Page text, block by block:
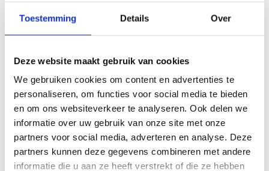
Toestemming Details Over
Deze website maakt gebruik van cookies
We gebruiken cookies om content en advertenties te
personaliseren, om functies voor social media te bieden
en om ons websiteverkeer te analyseren. Ook delen we
informatie over uw gebruik van onze site met onze
partners voor social media, adverteren en analyse. Deze
partners kunnen deze gegevens combineren met andere
informatie die u aan ze heeft verstrekt of die ze hebben
bezoeker. Traceert
de bezoeker op
verschillende
apparaten en